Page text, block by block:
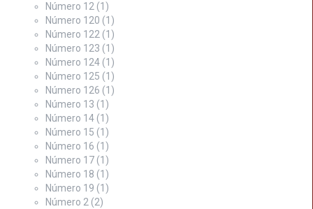
Número 12 (1)
Número 120 (1)
Número 122 (1)
Número 123 (1)
Número 124 (1)
Número 125 (1)
Número 126 (1)
Número 13 (1)
Número 14 (1)
Número 15 (1)
Número 16 (1)
Número 17 (1)
Número 18 (1)
Número 19 (1)
Número 2 (2)